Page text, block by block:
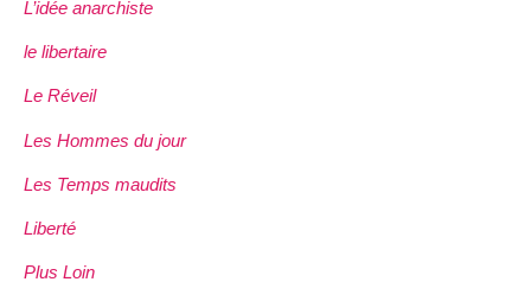
L’idée anarchiste
le libertaire
Le Réveil
Les Hommes du jour
Les Temps maudits
Liberté
Plus Loin